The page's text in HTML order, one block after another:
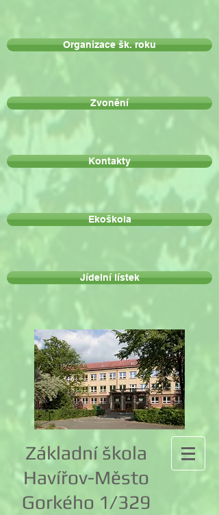
Organizace šk. roku
Zvonění
Kontakty
Ekoškola
Jídelní lístek
Základní škola
Havířov-Město
Gorkého 1/329